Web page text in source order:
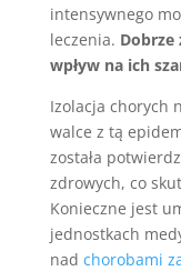
intensywnego
leczenia.
wpływ na ich
Izolacja chorych
walce z tą
została
zdrowych, co
Konieczne jest
jednostkach
nad chorobami